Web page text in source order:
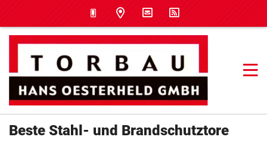
Beste Stahl- und Brandschutztore